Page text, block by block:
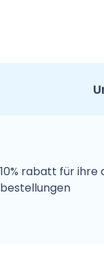
10% rabatt für ihre
bestellungen